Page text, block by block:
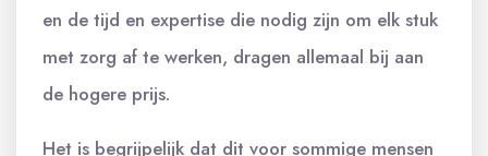
en de tijd en expertise die nodig zijn om elk stuk
met zorg af te werken, dragen allemaal bij aan
de hogere prijs.
Het is begrijpelijk dat dit voor sommige mensen